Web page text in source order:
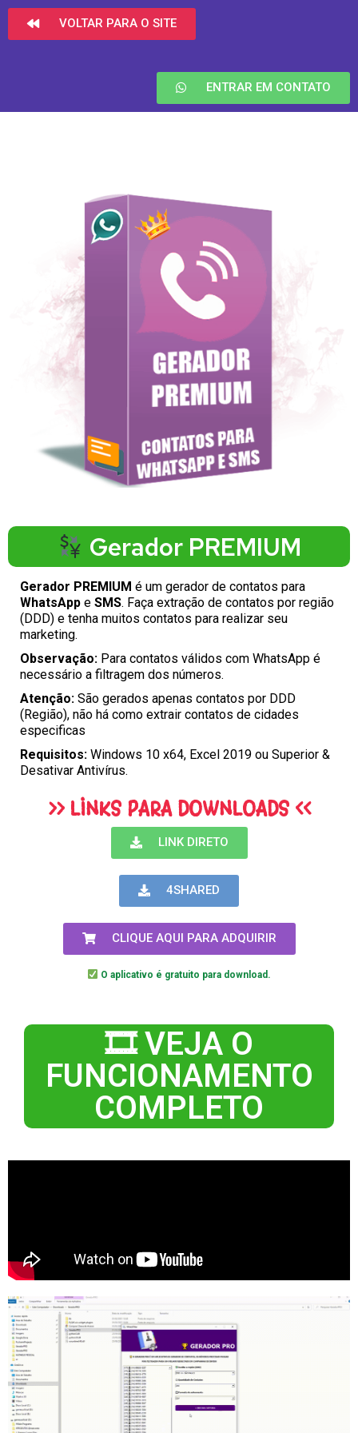
VOLTAR PARA O SITE
ENTRAR EM CONTATO
Gerador PREMIUM
Gerador PREMIUM é um gerador de contatos para
WhatsApp e SMS. Faça extração de contatos por região
(DDD) e tenha muitos contatos para realizar seu
marketing.
Observação: Para contatos válidos com WhatsApp é
necessário a filtragem dos números.
Atenção: São gerados apenas contatos por DDD
(Região), não há como extrair contatos de cidades
especificas
Requisitos: Windows 10 x64, Excel 2019 ou Superior &
Desativar Antivírus.
>> LINKS PARA DOWNLOADS <<
LINK DIRETO
4SHARED
CLIQUE AQUI PARA ADQUIRIR
O aplicativo é gratuito para download.
🎞 VEJA O
FUNCIONAMENTO
COMPLETO